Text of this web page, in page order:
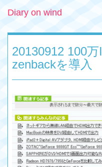
Diary on wind
20130912 100
zenbackを導入